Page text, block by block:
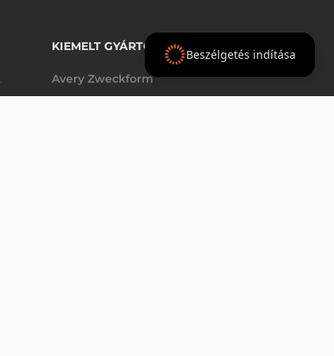
KIEMELT GYÁRTÓINK
Avery Zweckform
Beszélgetés indítása